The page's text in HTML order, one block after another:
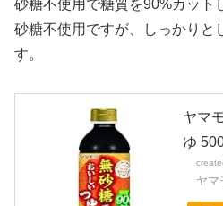
砂糖不使用で糖質を90%カット
砂糖不使用ですが、しっかりと
す。
ヤマ
ゆ
ヤマ